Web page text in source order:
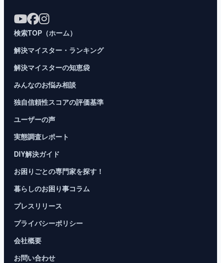
検索TOP（ホーム）
解決マイスター・ランキング
解決マイスターの知恵袋
みんなのお悩み相談
独自信頼性スコアの評価基準
ユーザーの声
実態調査レポート
DIY解決ガイド
お困りごとの専門家を探す！
暮らしのお困り事コラム
プレスリリース
プライバシーポリシー
会社概要
お問い合わせ